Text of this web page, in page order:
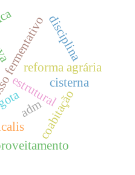
reforma agrária
estrutural
coabitação
adm
cisterna
disciplina